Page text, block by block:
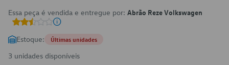
Essa peça é vendida e entregue por: Abrão Reze Volkswagen
Estoque: Últimas unidades
3 unidades disponíveis